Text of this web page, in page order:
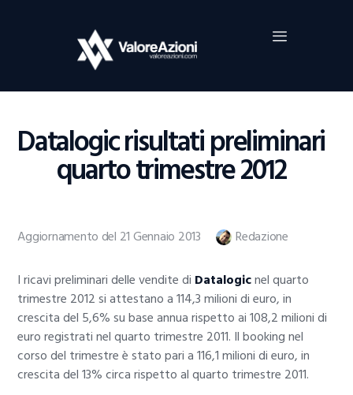
Datalogic risultati preliminari
quarto trimestre 2012
Home
Investimenti
Borsa
Guide Al Trading
Criptovalute
Aggiornamento del 21 Gennaio 2013 Redazione
I ricavi preliminari delle vendite di Datalogicnel quarto
trimestre 2012 si attestano a 114,3 milioni di euro, in
crescita del 5,6% su base annua rispetto ai 108,2 milioni di
euro registrati nel quarto trimestre 2011. Il booking nel
corso del trimestre è stato pari a 116,1 milioni di euro, in
crescita del 13% circa rispetto al quarto trimestre 2011.